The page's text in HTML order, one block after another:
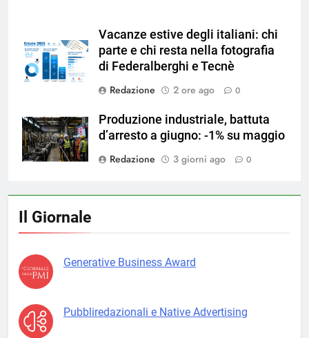
Vacanze estive degli italiani: chi
parte e chi resta nella fotografia
di Federalberghi e Tecnè
Redazione
2 ore ago 0
Produzione industriale, battuta
d’arresto a giugno: -1% su maggio
Redazione
3 giorni ago 0
Il Giornale
Generative Business Award
Pubbliredazionali e Native Advertising